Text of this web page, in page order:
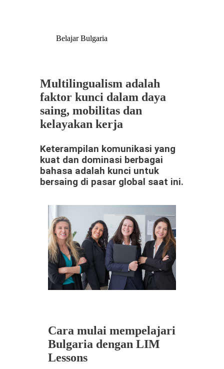
Belajar Bulgaria
Multilingualism adalah
faktor kunci dalam daya
saing, mobilitas dan
kelayakan kerja
Keterampilan komunikasi yang
kuat dan dominasi berbagai
bahasa adalah kunci untuk
bersaing di pasar global saat ini.
Cara mulai mempelajari
Bulgaria dengan LIM
Lessons